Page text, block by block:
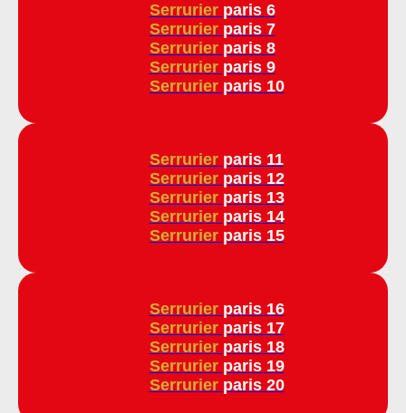
Serrurier paris 6
Serrurier paris 7
Serrurier paris 8
Serrurier paris 9
Serrurier paris 10
Serrurier paris 11
Serrurier paris 12
Serrurier paris 13
Serrurier paris 14
Serrurier paris 15
Serrurier paris 16
Serrurier paris 17
Serrurier paris 18
Serrurier paris 19
Serrurier paris 20